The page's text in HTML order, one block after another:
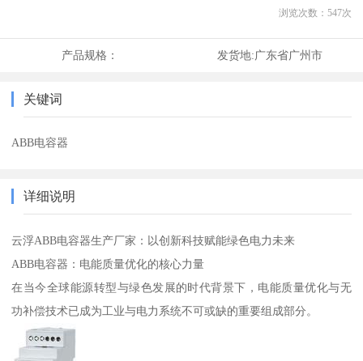
浏览次数： 547次
产品规格： 发货地:广东省广州市
关键词
ABB电容器
详细说明
云浮ABB电容器生产厂家：以创新科技赋能绿色电力未来
ABB电容器：电能质量优化的核心力量
在当今全球能源转型与绿色发展的时代背景下，电能质量优化与无
功补偿技术已成为工业与电力系统不可或缺的重要组成部分。